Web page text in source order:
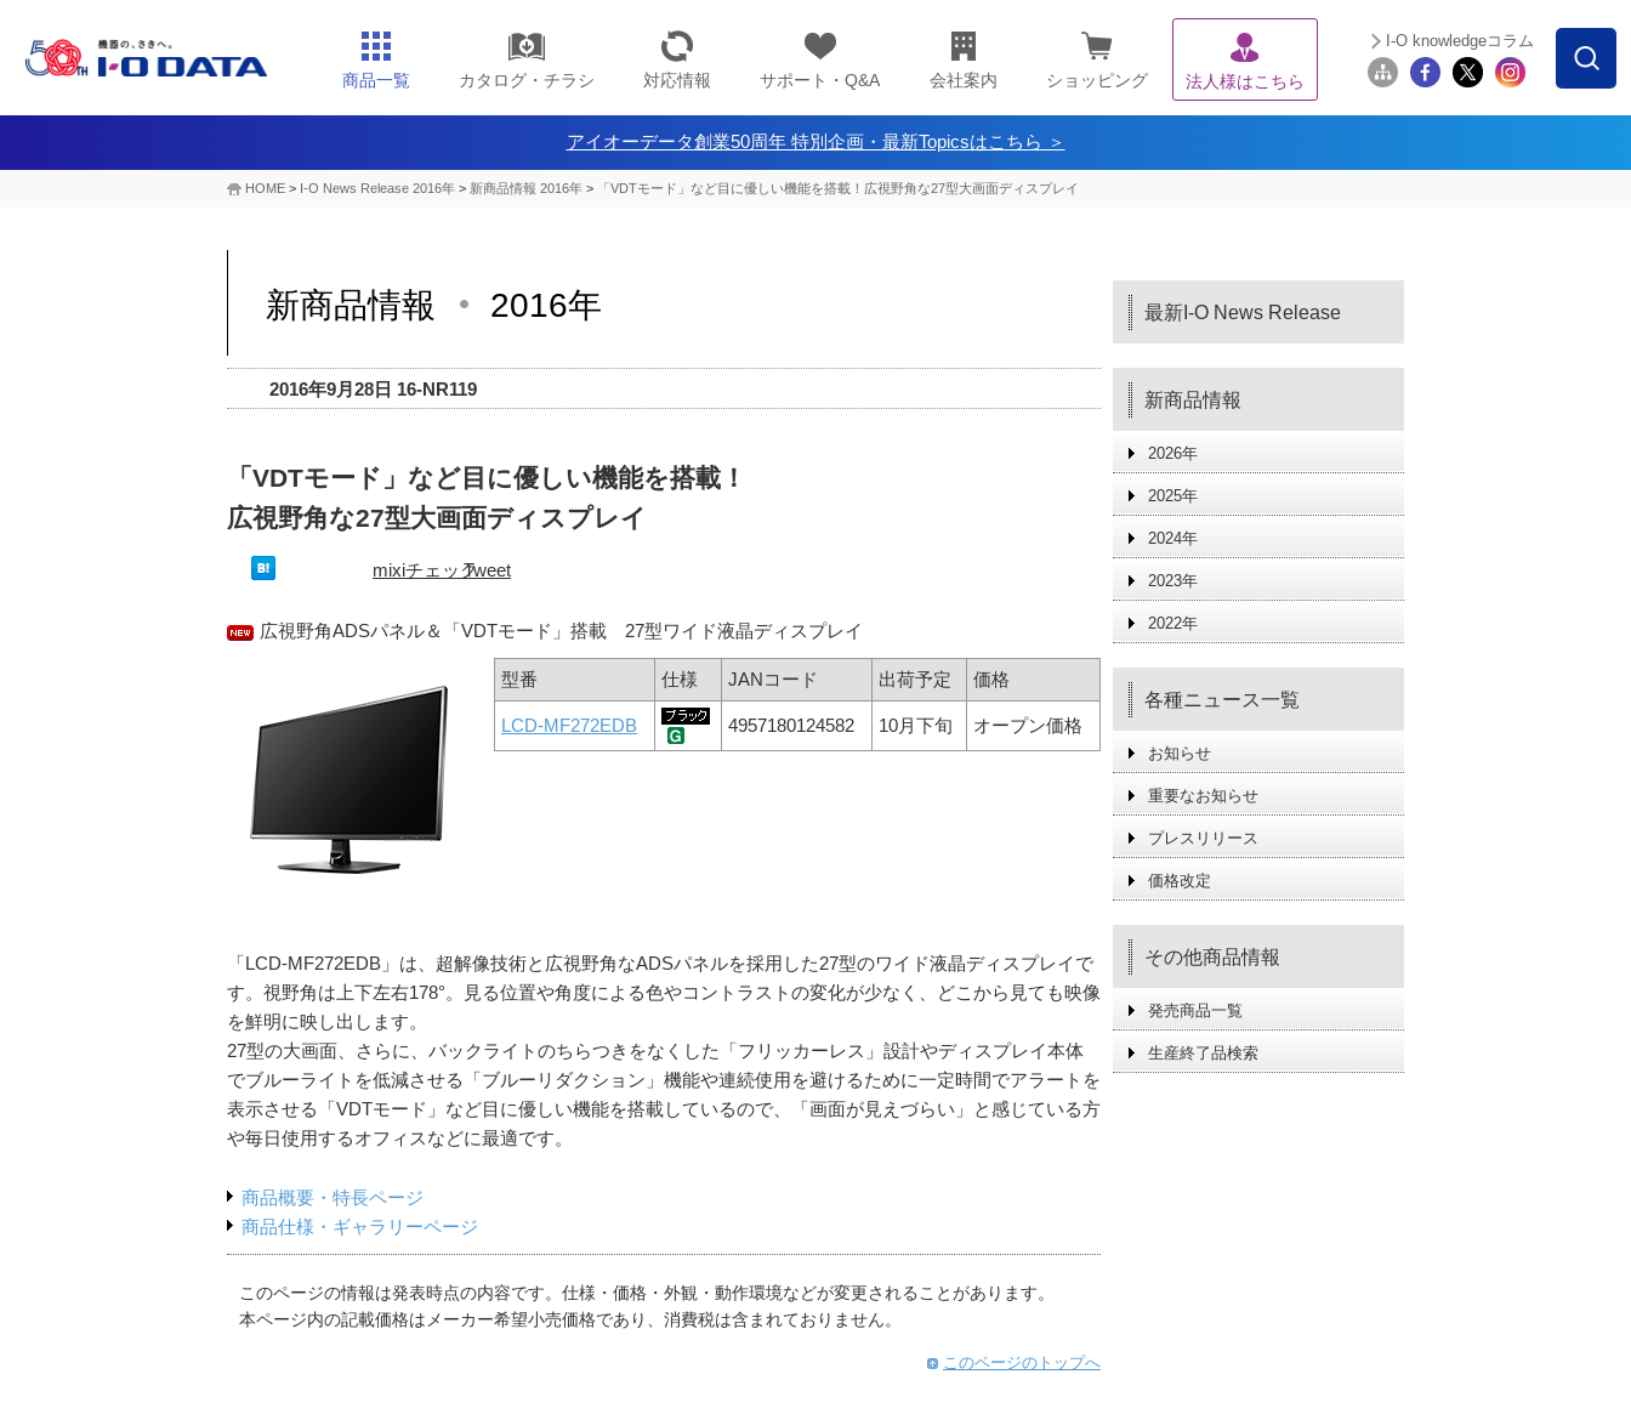
商品一覧 カタログ・チラシ 対応情報 サポート・Q&A 会社案内 ショッピング 法人様はこちら
I-O knowledgeコラム
アイオーデータ創業50周年 特別企画・最新Topicsはこちら ＞
HOME > I-O News Release 2016年 > 新商品情報 2016年 > 「VDTモード」など目に優しい機能を搭載！広視野角な27型大画面ディスプレイ
新商品情報 2016年
2016年9月28日 16-NR119
「VDTモード」など目に優しい機能を搭載！
広視野角な27型大画面ディスプレイ
mixiチェックTweet
広視野角ADSパネル＆「VDTモード」搭載 27型ワイド液晶ディスプレイ
型番 仕様 JANコード 出荷予定 価格
LCD-MF272EDB 4957180124582 10月下旬 オープン価格
「LCD-MF272EDB」は、超解像技術と広視野角なADSパネルを採用した27型のワイド液晶ディスプレイで
す。視野角は上下左右178°。見る位置や角度による色やコントラストの変化が少なく、どこから見ても映像
を鮮明に映し出します。
27型の大画面、さらに、バックライトのちらつきをなくした「フリッカーレス」設計やディスプレイ本体
でブルーライトを低減させる「ブルーリダクション」機能や連続使用を避けるために一定時間でアラートを
表示させる「VDTモード」など目に優しい機能を搭載しているので、「画面が見えづらい」と感じている方
や毎日使用するオフィスなどに最適です。
商品概要・特長ページ
商品仕様・ギャラリーページ
このページの情報は発表時点の内容です。仕様・価格・外観・動作環境などが変更されることがあります。
本ページ内の記載価格はメーカー希望小売価格であり、消費税は含まれておりません。
このページのトップへ
最新I-O News Release
新商品情報
2026年
2025年
2024年
2023年
2022年
各種ニュース一覧
お知らせ
重要なお知らせ
プレスリリース
価格改定
その他商品情報
発売商品一覧
生産終了品検索